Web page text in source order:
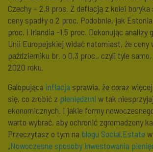
Czechy – 2,9 pros. Z deflacją z kolei boryka
ceny spadły o 2 proc. Podobnie, jak
proc. i Irlandia -1,5 proc. Dokonując analizy
Unii Europejskiej widać natomiast, że ceny
październiku br. o 0,3 proc., czyli tyle
2020 roku.
Galopująca inflacja sprawia, że coraz
się, co zrobić z pieniędzmi w tak
ekonomicznych. I jakie formy
warto wybrać, aby ochronić zgromadzony
Przeczytasz o tym na blogu Social.Estate
„Nowoczesne sposoby inwestowania